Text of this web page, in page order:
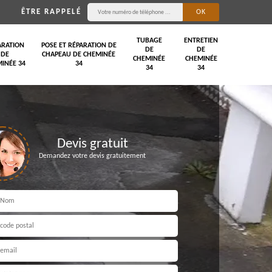
ÊTRE RAPPELÉ
DE
34
POSE ET RÉPARATION DE
CHAPEAU DE CHEMINÉE
34
TUBAGE
DE
CHEMINÉE
34
ENTRETIEN
DE
CHEMINÉE
34
Devis gratuit
Demandez votre devis gratuitement